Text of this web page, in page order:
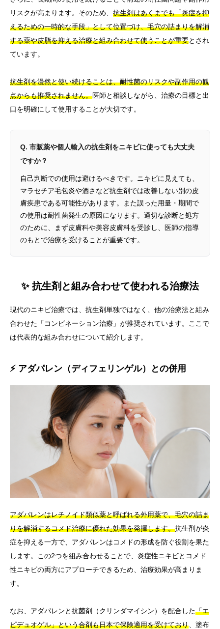
リスクが高まります。そのため、 抗生剤はあくまでも「炎症を抑
えるための一時的な手段」として位置づけ、毛穴の詰まりを解消
する薬や皮脂を抑える治療と組み合わせて使うことが重要とされ
ています。
抗生剤を漫然と使い続けることは、耐性菌のリスクや副作用の観
点からも推奨されません。医師と相談しながら、治療の目標と出
口を明確にして使用することが大切です。
Q. 市販薬や個人輸入の抗生剤をニキビに使っても大丈夫
ですか？
自己判断での使用は避けるべきです。ニキビに見えても、
マラセチア毛包炎や酒さなど抗生剤では改善しない別の皮
膚疾患である可能性があります。また誤った用量・期間で
の使用は耐性菌発生の原因になります。適切な診断と処方
のために、まず皮膚科や美容皮膚科を受診し、医師の指導
のもとで治療を受けることが重要です。
✨ 抗生剤と組み合わせて使われる治療法
現代のニキビ治療では、抗生剤単独ではなく、他の治療法と組み
合わせた「コンビネーション治療」が推奨されています。ここで
は代表的な組み合わせについて紹介します。
⚡ アダパレン（ディフェリンゲル）との併用
アダパレンはレチノイド類似薬と呼ばれる外用薬で、毛穴の詰ま
りを解消するコメド治療に優れた効果を発揮します。抗生剤が炎
症を抑える一方で、アダパレンはコメドの形成を防ぐ役割を果た
します。この2つを組み合わせることで、炎症性ニキビとコメド
性ニキビの両方にアプローチできるため、治療効果が高まりま
す。
なお、アダパレンと抗菌剤（クリンダマイシン）を配合した「エ
ピデュオゲル」という合剤も日本で保険適用を受けており 、塗布